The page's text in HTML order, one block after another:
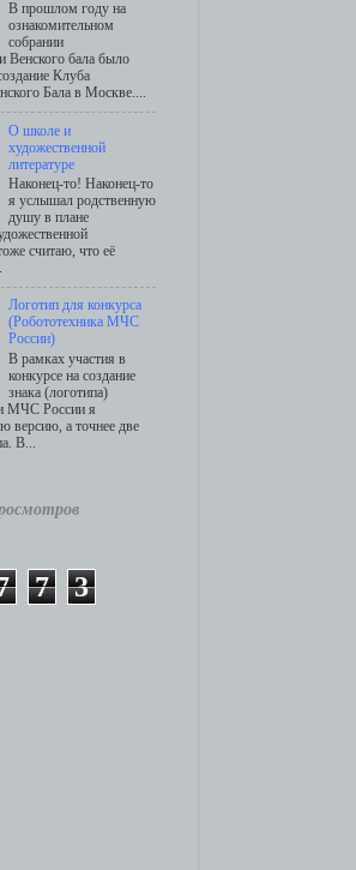
В прошлом году на
ознакомительном
собрании
Венского бала было
Клуба
Бала в Москве....
О школе и
художественной
литературе
Наконец-то! Наконец-то
я услышал родственную
душу в плане
считаю, что её
Логотип для конкурса
(Робототехника МЧС
России)
В рамках участия в
конкурсе на создание
знака (логотипа)
МЧС России я
версию, а точнее две
В...
7
3